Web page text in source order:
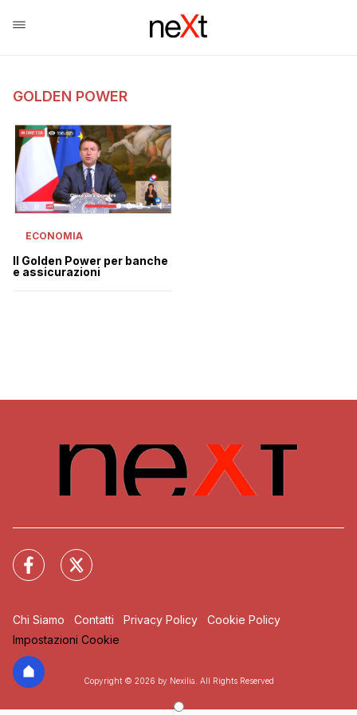
GOLDEN POWER
ECONOMIA
Il Golden Power per banche
e assicurazioni
Chi Siamo Contatti Privacy Policy
Cookie Policy
Impostazioni Cookie
Copyright © 2026 by Nexilia. All Rights Reserved